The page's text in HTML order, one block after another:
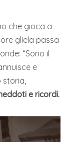
che gioca a
gliela passa
“Sono il
e
storia,
e ricordi.